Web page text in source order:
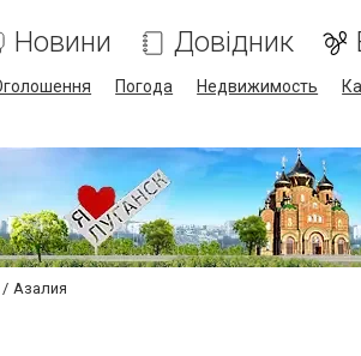
Новини Довідник
Погода Недвижимость
Азалия